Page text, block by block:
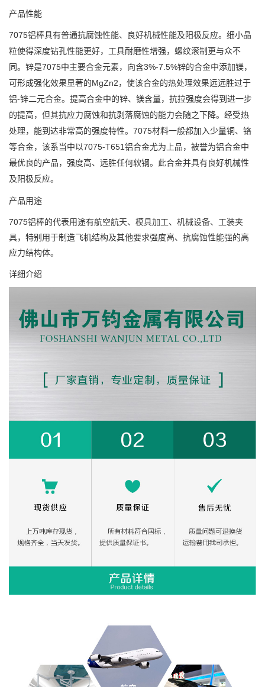
产品性能
7075铝棒具有普通抗腐蚀性能、良好机械性能及阳极反应。细小晶
粒使得深度钻孔性能更好，工具耐磨性增强，螺纹滚制更与众不
同。锌是7075中主要合金元素，向含3%-7.5%锌的合金中添加镁，
可形成强化效果显著的MgZn2，使该合金的热处理效果远远胜过于
铝-锌二元合金。提高合金中的锌、镁含量，抗拉强度会得到进一步
的提高，但其抗应力腐蚀和抗剥落腐蚀的能力会随之下降。经受热
处理，能到达非常高的强度特性。7075材料一般都加入少量铜、铬
等合金，该系当中以7075-T651铝合金尤为上品，被誉为铝合金中
最优良的产品，强度高、远胜任何软钢。此合金并具有良好机械性
及阳极反应。
产品用途
7075铝棒的代表用途有航空航天、模具加工、机械设备、工装夹
具，特别用于制造飞机结构及其他要求强度高、抗腐蚀性能强的高
应力结构体。
详细介绍